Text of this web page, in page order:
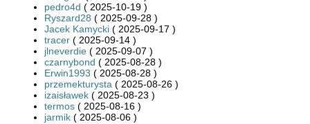
pedro4d ( 2025-10-19 )
Ryszard28 ( 2025-09-28 )
Jacek Kamycki ( 2025-09-17 )
tracer ( 2025-09-14 )
jlneverdie ( 2025-09-07 )
czarnybond ( 2025-08-28 )
Erwin1993 ( 2025-08-28 )
przemekturysta ( 2025-08-26 )
izaisławek ( 2025-08-23 )
termos ( 2025-08-16 )
jarmik ( 2025-08-06 )